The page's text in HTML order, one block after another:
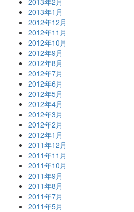
2013年1月
2012年12月
2012年11月
2012年10月
2012年9月
2012年8月
2012年7月
2012年6月
2012年5月
2012年4月
2012年3月
2012年2月
2012年1月
2011年12月
2011年11月
2011年10月
2011年9月
2011年8月
2011年7月
2011年5月